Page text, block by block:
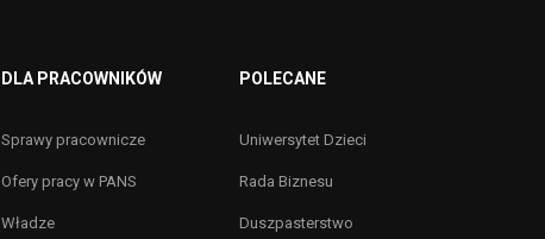
DLA PRACOWNIKÓW
Sprawy pracownicze
Ofery pracy w PANS
Władze
POLECANE
Uniwersytet Dzieci
Rada Biznesu
Duszpasterstwo